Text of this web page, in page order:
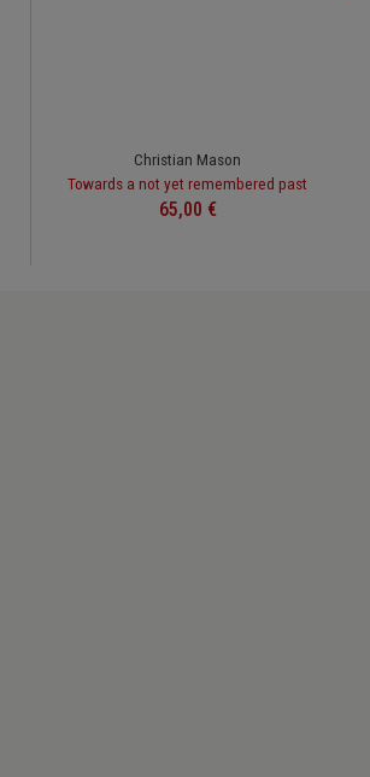
Christian Mason
Towards a not yet remembered past
Prix régulier :
65,00 €